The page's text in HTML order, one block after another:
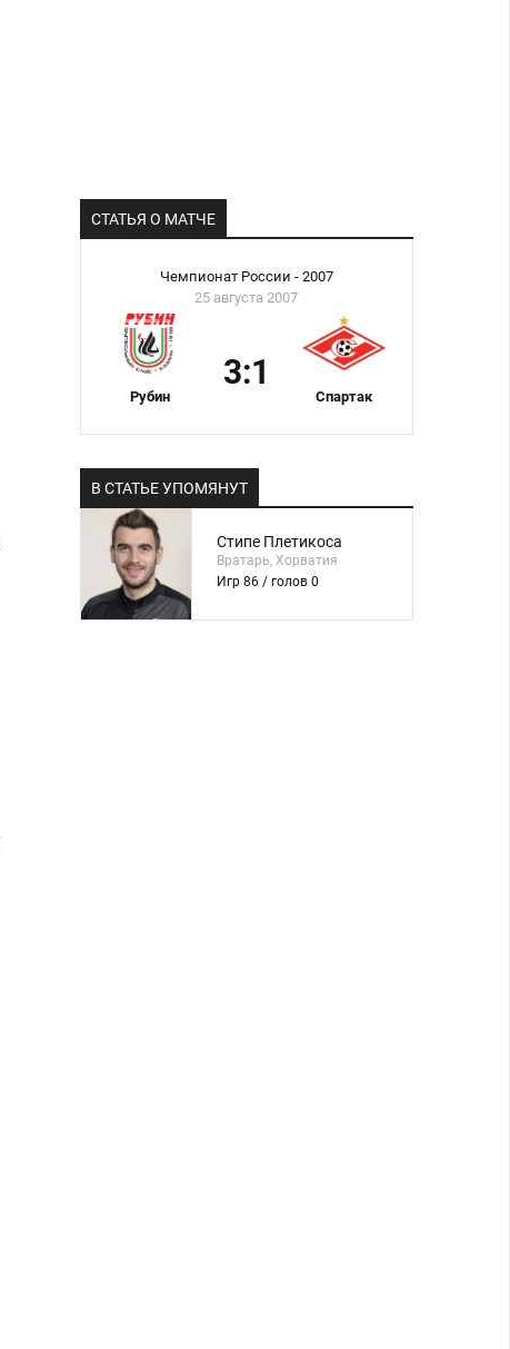
СТАТЬЯ О МАТЧЕ
Чемпионат России - 2007
25 августа 2007
Рубин
3:1
Спартак
В СТАТЬЕ УПОМЯНУТ
Стипе Плетикоса
Вратарь, Хорватия
Игр 86 / голов 0